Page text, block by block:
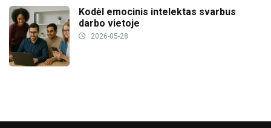
Kodėl emocinis intelektas svarbus
darbo vietoje
2026-05-28